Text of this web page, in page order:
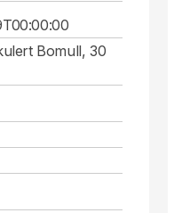
Bomull, 30